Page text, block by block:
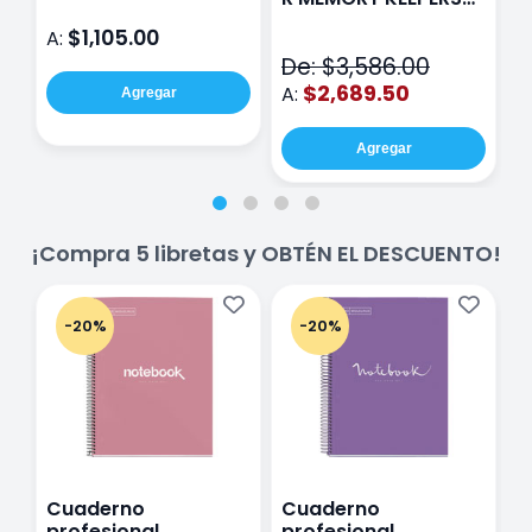
A: $1,105.00
Agregar
De: $3,586.00
A: $2,689.50
Agregar
¡Compra 5 libretas y OBTÉN EL DESCUENTO!
-20%
Cuaderno
-20%
Cuaderno